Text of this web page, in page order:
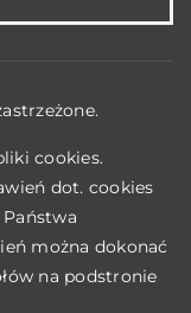
cookies.
dot. cookies
można dokonać
na podstronie